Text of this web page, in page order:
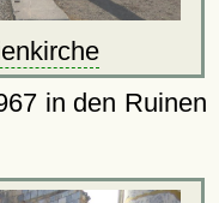
in den Ruinen